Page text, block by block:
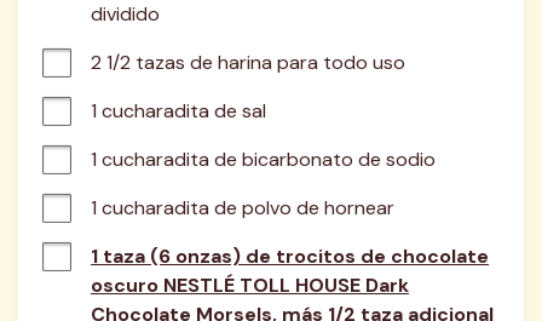
dividido
2 1/2 tazas de harina para todo uso
1 cucharadita de sal
1 cucharadita de bicarbonato de sodio
1 cucharadita de polvo de hornear
1 taza (6 onzas) de trocitos de chocolate
oscuro NESTLÉ TOLL HOUSE Dark
Chocolate Morsels, más 1/2 taza adicional